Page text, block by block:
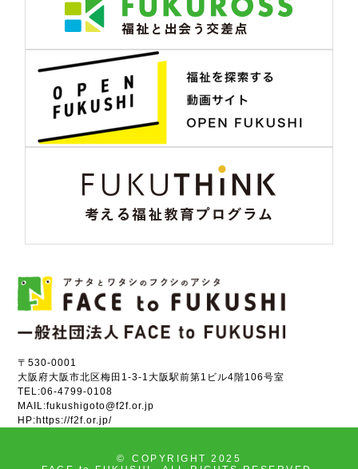
〒530-0001
大阪府大阪市北区梅田1-3-1大阪駅前第1ビル4階106号室
TEL:06-4799-0108
MAIL:fukushigoto@f2f.or.jp
HP:https://f2f.or.jp/
©
COPYRIGHT 2025